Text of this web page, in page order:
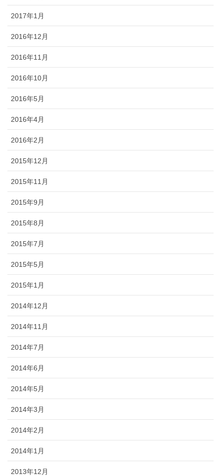
2017年1月
2016年12月
2016年11月
2016年10月
2016年5月
2016年4月
2016年2月
2015年12月
2015年11月
2015年9月
2015年8月
2015年7月
2015年5月
2015年1月
2014年12月
2014年11月
2014年7月
2014年6月
2014年5月
2014年3月
2014年2月
2014年1月
2013年12月